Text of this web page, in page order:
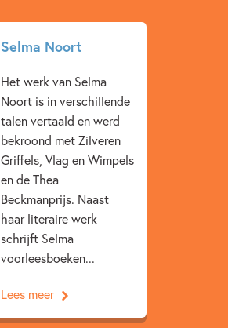
Selma Noort
Het werk van Selma
Noort is in verschillende
talen vertaald en werd
bekroond met Zilveren
Griffels, Vlag en Wimpels
en de Thea
Beckmanprijs. Naast
haar literaire werk
schrijft Selma
voorleesboeken...
Lees meer